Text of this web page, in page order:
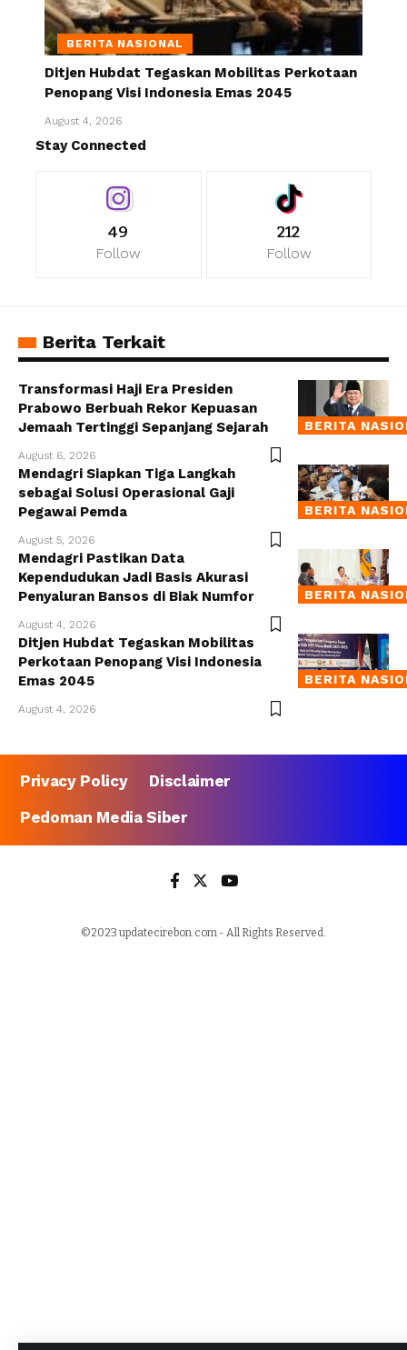
BERITA NASIONAL
Ditjen Hubdat Tegaskan Mobilitas Perkotaan
Penopang Visi Indonesia Emas 2045
August 4, 2026
Stay Connected
49
Follow
212
Follow
Berita Terkait
BERITA
Transformasi Haji Era Presiden
Prabowo Berbuah Rekor Kepuasan
Jemaah Tertinggi Sepanjang Sejarah
August 6, 2026
BERITA
Mendagri Siapkan Tiga Langkah
sebagai Solusi Operasional Gaji
Pegawai Pemda
August 5, 2026
BERITA
Mendagri Pastikan Data
Kependudukan Jadi Basis Akurasi
Penyaluran Bansos di Biak Numfor
August 4, 2026
BERITA
Ditjen Hubdat Tegaskan Mobilitas
Perkotaan Penopang Visi Indonesia
Emas 2045
August 4, 2026
Privacy Policy
Disclaimer
Pedoman Media Siber
©2023 updatecirebon.com - All Rights Reserved.